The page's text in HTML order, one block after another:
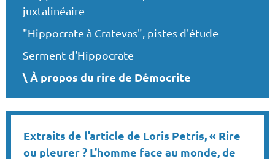
juxtalinéaire
"Hippocrate à Cratevas", pistes d'étude
Serment d'Hippocrate
À propos du rire de Démocrite
Extraits de l’article de Loris Petris, « Rire
ou pleurer ? L'homme face au monde, de